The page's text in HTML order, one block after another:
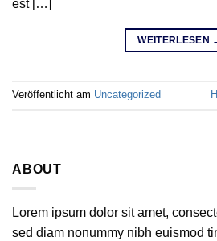
est […]
WEITERLESEN
Veröffentlicht am Uncategorized
ABOUT
Lorem ipsum dolor sit amet,
sed diam nonummy nibh euismod